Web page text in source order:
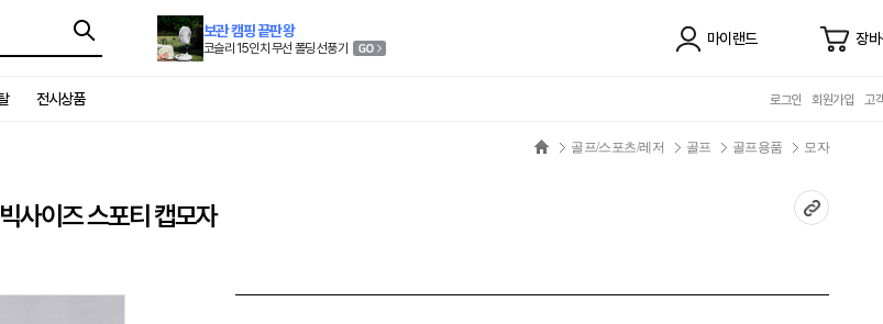
보관 캠핑 끝판왕
코슬리 15인치 무선 폴딩 선풍기
마이랜드 장
전시상품 로그인 회원가입 고
골프/스포츠/레저 골프 골프용품 모자
사이즈 스포티 캡모자